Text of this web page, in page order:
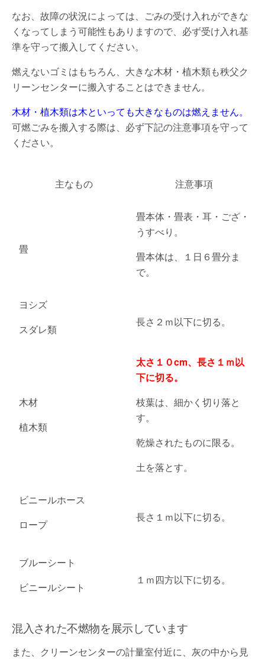
なお、故障の状況によっては、ごみの受け入れができな
くなってしまう可能性もありますので、必ず受け入れ基
準を守って搬入してください。
燃えないゴミはもちろん、大きな木材・植木類も秩父ク
リーンセンターに搬入することはできません。
木材・植木類は木といっても大きなものは燃えません。
可燃ごみを搬入する際は、必ず下記の注意事項を守って
ください。
主なもの 注意事項
畳
畳本体・畳表・耳・ござ・
うすべり。
畳本体は、１日６畳分ま
で。
ヨシズ
スダレ類
長さ２ｍ以下に切る。
木材
植木類
太さ１０cm、長さ１ｍ以
下に切る。
枝葉は、細かく切り落と
す。
乾燥されたものに限る。
土を落とす。
ビニールホース
ロープ
長さ１ｍ以下に切る。
ブルーシート
ビニールシート
１ｍ四方以下に切る。
混入された不燃物を展示しています
また、クリーンセンターの計量室付近に、灰の中から見